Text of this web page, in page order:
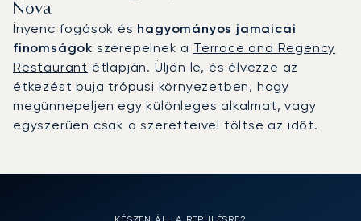
Nova
Ínyenc fogások és hagyományos jamaicai
finomságok szerepelnek a Terrace and Regency
Restaurant étlapján. Üljön le, és élvezze az
étkezést buja trópusi környezetben, hogy
megünnepeljen egy különleges alkalmat, vagy
egyszerűen csak a szeretteivel töltse az időt.